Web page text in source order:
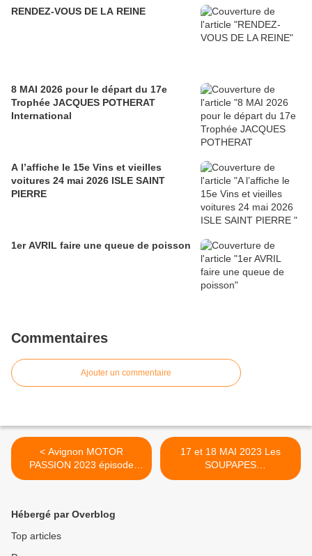
RENDEZ-VOUS DE LA REINE
8 MAI 2026 pour le départ du 17e
Trophée JACQUES POTHERAT
International
A l’affiche le 15e Vins et vieilles
voitures 24 mai 2026 ISLE SAINT
PIERRE
1er AVRIL faire une queue de poisson
Commentaires
Ajouter un commentaire
< Avignon MOTOR
PASSION 2023 épisode
DÉMONTAGE et FIN
17 et 18 MAI 2023 Les
SOUPAPES
AVIGNONNAISES Sept sur
Hébergé par Overblog
Top articles